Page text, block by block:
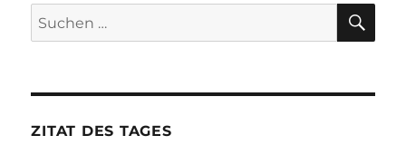
Juni
2021
–
Day“?
Suche
nach:
ZITAT DES TAGES